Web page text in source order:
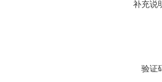
补充说
验证